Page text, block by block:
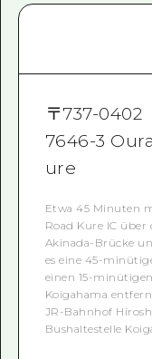
〒737-0402
7646-3
ure
Etwa 45 Minuten
Road Kure IC
Akinada-Brücke
es eine 45-
einen 15-
Koigahama
JR-Bahnhof
Bushaltestelle